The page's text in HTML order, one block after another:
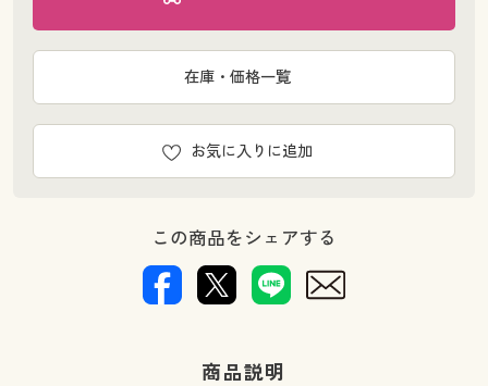
お気に入りに追加
在庫・価格一覧
この商品をシェアする
商品説明